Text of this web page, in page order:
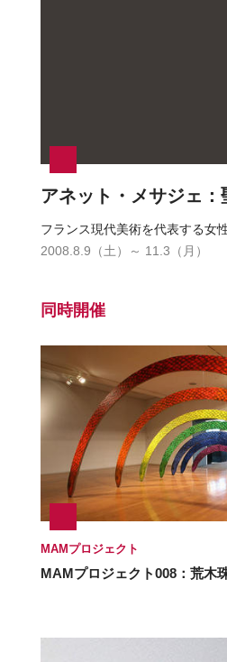
アネット・メサジェ
フランス現代美術を代表する女
2008.8.9（土）～ 11.3（月）
同時開催
MAMプロジェクト
MAMプロジェクト008：荒木